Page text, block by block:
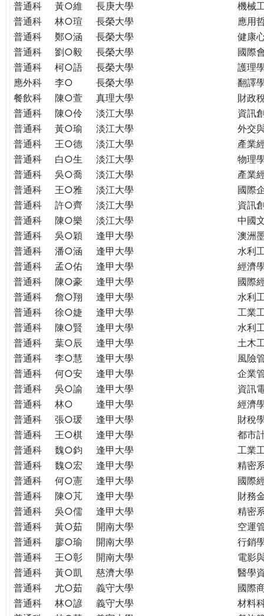
普通科 黃○維 長庚大學
機械
普通科
林○瑄 長榮大學
應用
普通科
鄭○涵 長榮大學
健康
普通科
劉○毅 長榮大學
國際
普通科
柯○語 長榮大學
護理
應外科
李○ 長榮大學
翻譯
餐飲科
陳○萱 真理大學
財政
普通科
陳○伶 淡江大學
資訊
普通科
黃○瑜 淡江大學
外交
普通科
王○德 淡江大學
產業
普通科
白○生 淡江大學
物理
普通科
吳○喬 淡江大學
產業
普通科
王○雅 淡江大學
國際
普通科
許○齊 淡江大學
資訊
普通科
陳○樂 淡江大學
中國
普通科
吳○穎 逢甲大學
澳洲
普通科
潘○涵 逢甲大學
水利
普通科
孟○佑 逢甲大學
經濟
普通科
陳○豪 逢甲大學
國際
普通科
詹○翔 逢甲大學
水利
普通科
徐○婕 逢甲大學
工業
普通科
陳○賢 逢甲大學
水利
普通科
葉○辰 逢甲大學
土木
普通科
李○慧 逢甲大學
風險
普通科
何○安 逢甲大學
企業
普通科
吳○諭 逢甲大學
資訊
普通科
林○ 逢甲大學
經濟
普通科
張○瑗 逢甲大學
財稅
普通科
王○棋 逢甲大學
都市
普通科
魏○鈞 逢甲大學
工業
普通科
魏○宏 逢甲大學
精密
普通科
何○憲 逢甲大學
國際
普通科
陳○芃 逢甲大學
財務
普通科
吳○儒 逢甲大學
精密
普通科
黃○茹 開南大學
空運
普通科
廖○瑜 開南大學
行銷
普通科
王○彰 開南大學
電影
普通科
黃○凱 慈濟大學
醫學
普通科
尤○茹 義守大學
國際
普通科
林○諺 義守大學
材料